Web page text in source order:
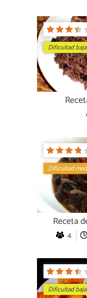
Dificultad baja
Dificultad
Receta
4
Dificultad baja